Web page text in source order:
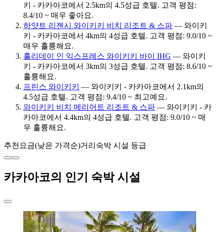
키 - 카카아코에서 2.5km의 4.5성급 호텔. 고객 평점:
8.4/10 ~ 매우 좋아요.
하얏트 리젠시 와이키키 비치 리조트 & 스파 — 와이키
키 - 카카아코에서 4km의 4성급 호텔. 고객 평점: 9.0/10 ~
매우 훌륭해요.
홀리데이 인 익스프레스 와이키키 바이 IHG — 와이키
키 - 카카아코에서 3km의 3성급 호텔. 고객 평점: 8.6/10 ~
훌륭해요.
프린스 와이키키
— 와이키키 - 카카아코에서 2.1km의
4.5성급 호텔. 고객 평점: 9.4/10 ~ 최고예요.
와이키키 비치 메리어트 리조트 & 스파 — 와이키키 - 카
카아코에서 4.4km의 4성급 호텔. 고객 평점: 9.0/10 ~ 매
우 훌륭해요.
추천 요금(낮은 가격순)거리 숙박 시설 등급
카카아코의 인기 숙박 시설